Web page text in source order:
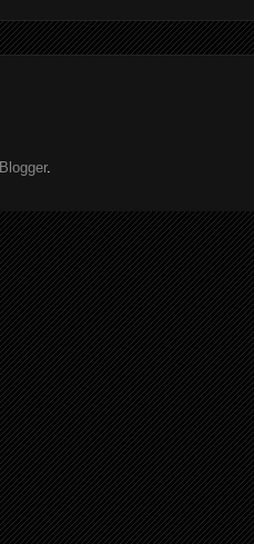
Blogger.